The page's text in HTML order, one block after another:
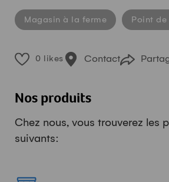
Magasin à la ferme Point
0 likes Contact
Nos produits
Chez nous, vous trouverez les
suivants: